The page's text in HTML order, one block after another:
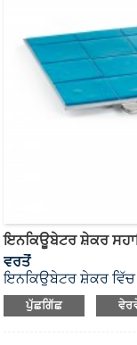
ਇਨਕਿਊਬੇਟਰ ਸ਼ੇਕਰ
ਵਰਤੋਂ
ਇਨਕਿਊਬੇਟਰ ਸ਼ੇਕਰ
ਪੁੱਛਗਿੱਛ